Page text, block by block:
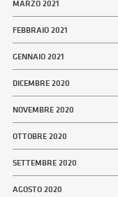
MARZO 2021
FEBBRAIO 2021
GENNAIO 2021
DICEMBRE 2020
NOVEMBRE 2020
OTTOBRE 2020
SETTEMBRE 2020
AGOSTO 2020